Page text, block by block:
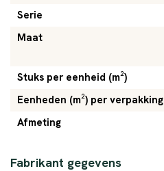
Serie
Maat
Stuks per eenheid (m²)
Eenheden (m²) per verpakking
Afmeting
Fabrikant gegevens